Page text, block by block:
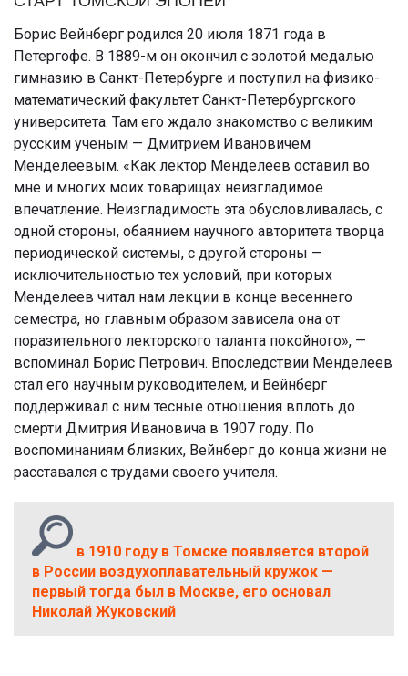
Борис Вейнберг родился 20 июля 1871 года в
Петергофе. В 1889-м он окончил с золотой медалью
гимназию в Санкт-Петербурге и поступил на физико-
математический факультет Санкт-Петербургского
университета. Там его ждало знакомство с великим
русским ученым — Дмитрием Ивановичем
Менделеевым. «Как лектор Менделеев оставил во
мне и многих моих товарищах неизгладимое
впечатление. Неизгладимость эта обусловливалась, с
одной стороны, обаянием научного авторитета творца
периодической системы, с другой стороны —
исключительностью тех условий, при которых
Менделеев читал нам лекции в конце весеннего
семестра, но главным образом зависела она от
поразительного лекторского таланта покойного», —
вспоминал Борис Петрович. Впоследствии Менделеев
стал его научным руководителем, и Вейнберг
поддерживал с ним тесные отношения вплоть до
смерти Дмитрия Ивановича в 1907 году. По
воспоминаниям близких, Вейнберг до конца жизни не
расставался с трудами своего учителя.
в 1910 году в Томске появляется второй
в России воздухоплавательный кружок —
первый тогда был в Москве, его основал
Николай Жуковский